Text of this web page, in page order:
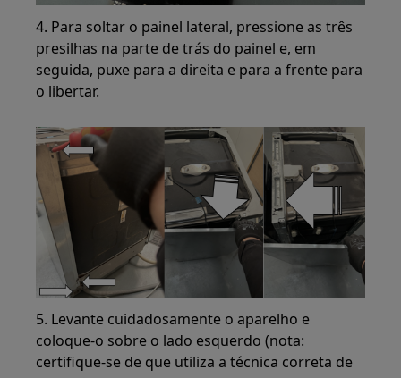
4. Para soltar o painel lateral, pressione as três
presilhas na parte de trás do painel e, em
seguida, puxe para a direita e para a frente para
o libertar.
5. Levante cuidadosamente o aparelho e
coloque-o sobre o lado esquerdo (nota:
certifique-se de que utiliza a técnica correta de